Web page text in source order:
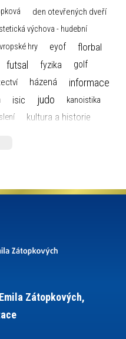
den otevřených dveří
výchova - hudební
hry eyof florbal
futsal fyzika golf
házená informace
isic judo
kanoistika
kultura a historie
organizace plavání
sportovní lezení
výchova
událost
vzpírání
kurz
Zátopkových,